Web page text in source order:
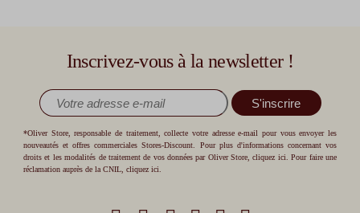
Inscrivez-vous à la newsletter !
S'inscrire
*Oliver Store, responsable de traitement, collecte votre adresse e-mail pour vous envoyer les
nouveautés et offres commerciales Stores-Discount. Pour plus d'informations concernant vos
droits et les modalités de traitement de vos données par Oliver Store,cliquez ici. Pour faire une
réclamation auprès de la CNIL,cliquez ici.